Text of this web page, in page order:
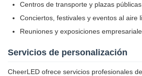
Centros de transporte y plazas públicas
Conciertos, festivales y eventos al aire
Reuniones y exposiciones
Servicios de personalización
CheerLED ofrece servicios profesionales